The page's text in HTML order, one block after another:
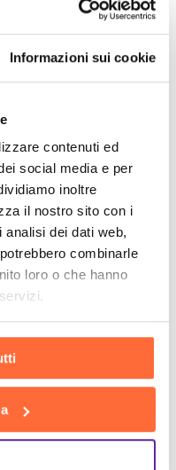
Informazioni sui cookie
contenuti ed
social media e per
inoltre
il nostro sito con i
dei dati web,
combinarle
loro o che hanno